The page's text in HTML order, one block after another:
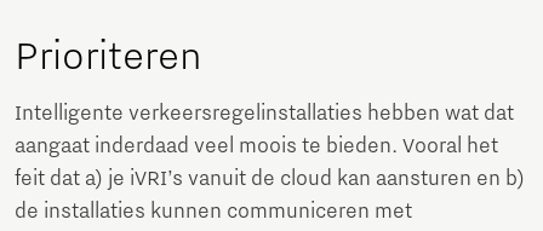
Prioriteren
Intelligente verkeersregelinstallaties hebben wat dat
aangaat inderdaad veel moois te bieden. Vooral het
feit dat a) je iVRI’s vanuit de cloud kan aansturen en b)
de installaties kunnen communiceren met